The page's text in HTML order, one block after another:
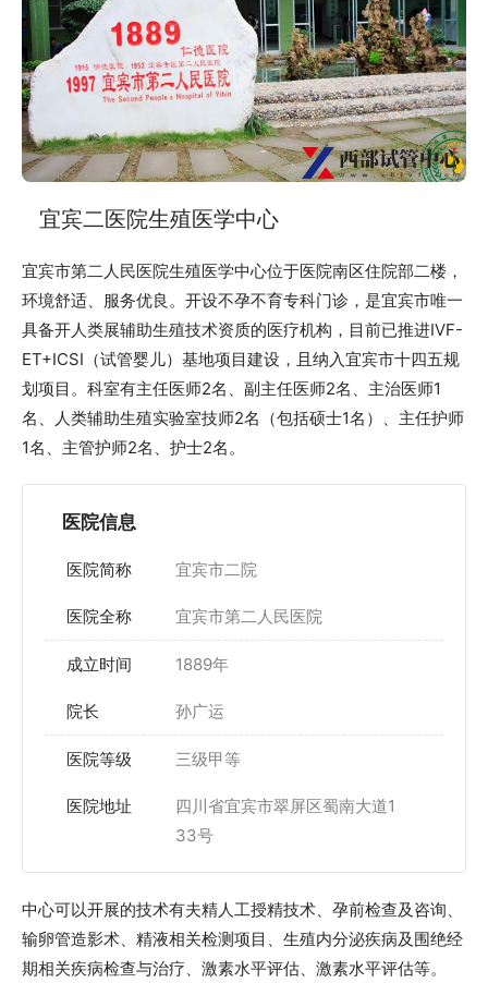
宜宾二医院生殖医学中心
宜宾市第二人民医院生殖医学中心位于医院南区住院部二楼，
环境舒适、服务优良。开设不孕不育专科门诊，是宜宾市唯一
具备开人类展辅助生殖技术资质的医疗机构，目前已推进IVF-
ET+ICSI（试管婴儿）基地项目建设，且纳入宜宾市十四五规
划项目。科室有主任医师2名、副主任医师2名、主治医师1
名、人类辅助生殖实验室技师2名（包括硕士1名）、主任护师
1名、主管护师2名、护士2名。
医院信息
医院简称 宜宾市二院
医院全称 宜宾市第二人民医院
成立时间 1889年
院长 孙广运
医院等级 三级甲等
医院地址
四川省宜宾市翠屏区蜀南大道1
33号
中心可以开展的技术有夫精人工授精技术、孕前检查及咨询、
输卵管造影术、精液相关检测项目、生殖内分泌疾病及围绝经
期相关疾病检查与治疗、激素水平评估、激素水平评估等。